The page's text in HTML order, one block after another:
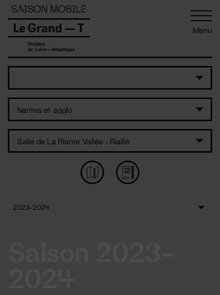
Menu
Panneau de gestion des cookies